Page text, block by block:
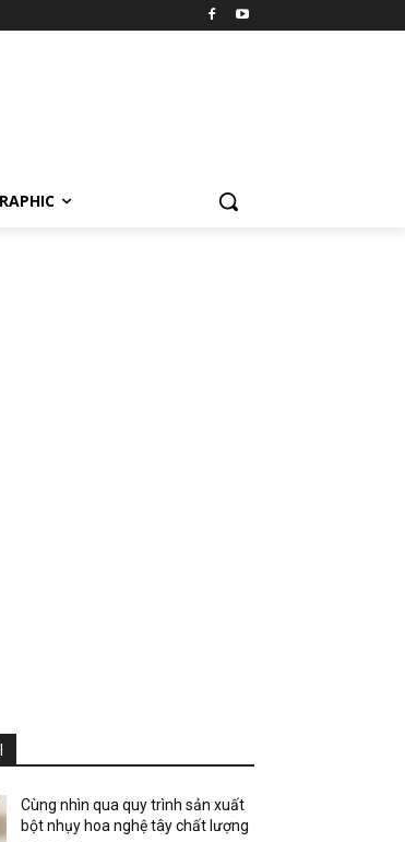
Cùng nhìn qua quy trình sản xuất
bột nhụy hoa nghệ tây chất lượng